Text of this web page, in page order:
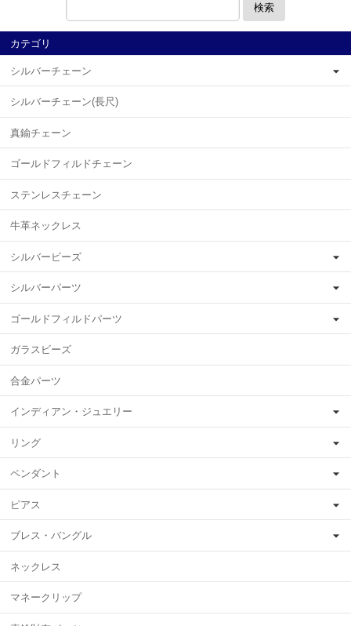
検索
カテゴリ
シルバーチェーン
シルバーチェーン(長尺)
真鍮チェーン
ゴールドフィルドチェーン
ステンレスチェーン
牛革ネックレス
シルバービーズ
シルバーパーツ
ゴールドフィルドパーツ
ガラスビーズ
合金パーツ
インディアン・ジュエリー
リング
ペンダント
ピアス
ブレス・バングル
ネックレス
マネークリップ